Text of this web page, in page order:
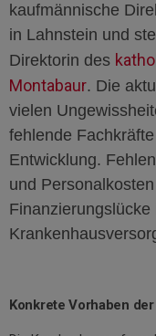
kaufmännische
in Lahnstein und
Direktorin des
Montabaur. Die
vielen
fehlende
Entwicklung.
und
Konkrete Vorhaben